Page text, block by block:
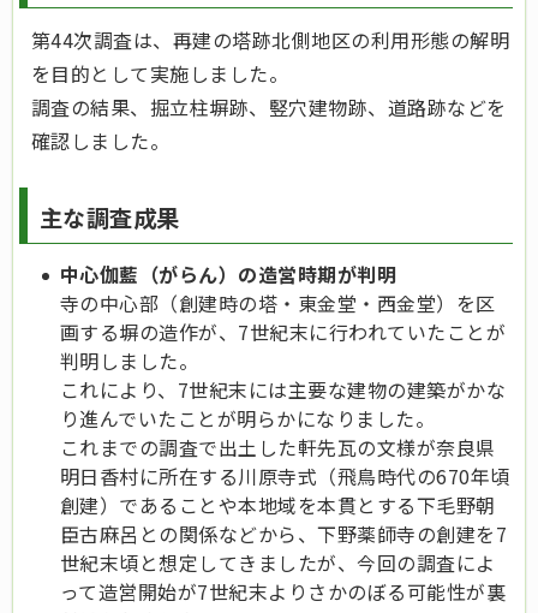
第44次調査は、再建の塔跡北側地区の利用形態の解明
を目的として実施しました。
調査の結果、掘立柱塀跡、竪穴建物跡、道路跡などを
確認しました。
主な調査成果
中心伽藍（がらん）の造営時期が判明
寺の中心部（創建時の塔・東金堂・西金堂）を区
画する塀の造作が、7世紀末に行われていたことが
判明しました。
これにより、7世紀末には主要な建物の建築がかな
り進んでいたことが明らかになりました。
これまでの調査で出土した軒先瓦の文様が奈良県
明日香村に所在する川原寺式（飛鳥時代の670年頃
創建）であることや本地域を本貫とする下毛野朝
臣古麻呂との関係などから、下野薬師寺の創建を7
世紀末頃と想定してきましたが、今回の調査によ
って造営開始が7世紀末よりさかのぼる可能性が裏